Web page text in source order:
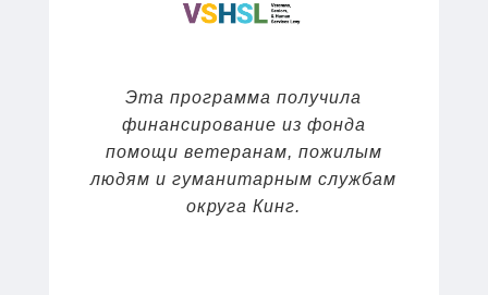
Эта программа получила
финансирование из фонда
помощи ветеранам, пожилым
людям и гуманитарным службам
округа Кинг.